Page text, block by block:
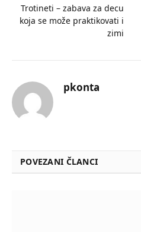
Trotineti – zabava za decu
koja se može praktikovati i
zimi
pkonta
POVEZANI ČLANCI